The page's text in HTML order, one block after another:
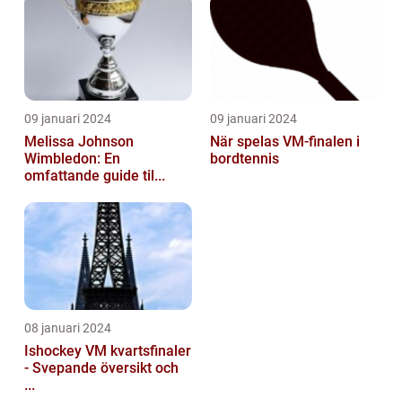
09 januari 2024
Melissa Johnson
Wimbledon: En
omfattande guide til...
09 januari 2024
När spelas VM-finalen i
bordtennis
08 januari 2024
Ishockey VM kvartsfinaler
- Svepande översikt och
...